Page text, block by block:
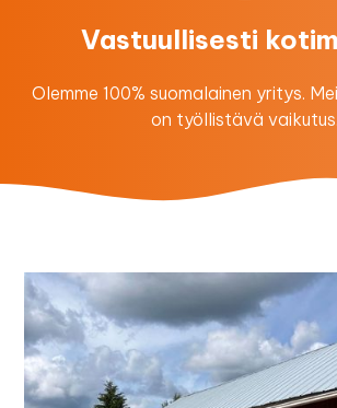
Vastuullisesti
Olemme 100% suomalainen yritys.
on työllistävä vaikutus.